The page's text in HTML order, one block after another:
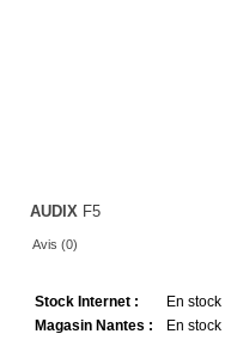
AUDIX F5
Avis (0)
Stock Internet :
En stock
Magasin Nantes :
En stock